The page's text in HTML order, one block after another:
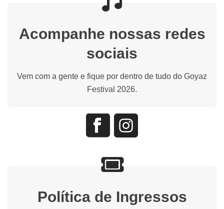
Acompanhe nossas redes
sociais
Vem com a gente e fique por dentro de tudo do Goyaz
Festival 2026.
Política de Ingressos